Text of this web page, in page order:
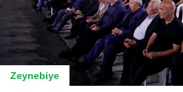
Zeynebiye